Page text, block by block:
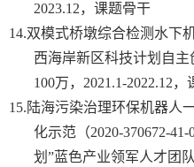
2023.12，课题骨干
14.双模式桥墩综合检测水下
西海岸新区科技计划自
100万， 2021.1-2022.12，
15.陆海污染治理环保机器人
化示范（2020-370672-41-
划”蓝色产业领军人才团队